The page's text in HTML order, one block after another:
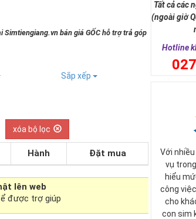
Simtiengiang.vn bán giá GỐC hỗ trợ trả góp
Sắp xếp
xóa bộ lọc
Hành Đặt mua
lên web
được trợ giúp
Tất cả các
(ngoài giờ
Hotline
0
Với
vụ
hiểu
công
cho
con sim